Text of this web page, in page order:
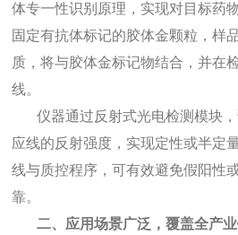
体专一性识别原理，实现对目标药
固定有抗体标记的胶体金颗粒，样
质，将与胶体金标记物结合，并在
线。
仪器通过反射式光电检测模块
应线的反射强度，实现定性或半定
线与质控程序，可有效避免假阳性
靠。
二、应用场景广泛，覆盖全产